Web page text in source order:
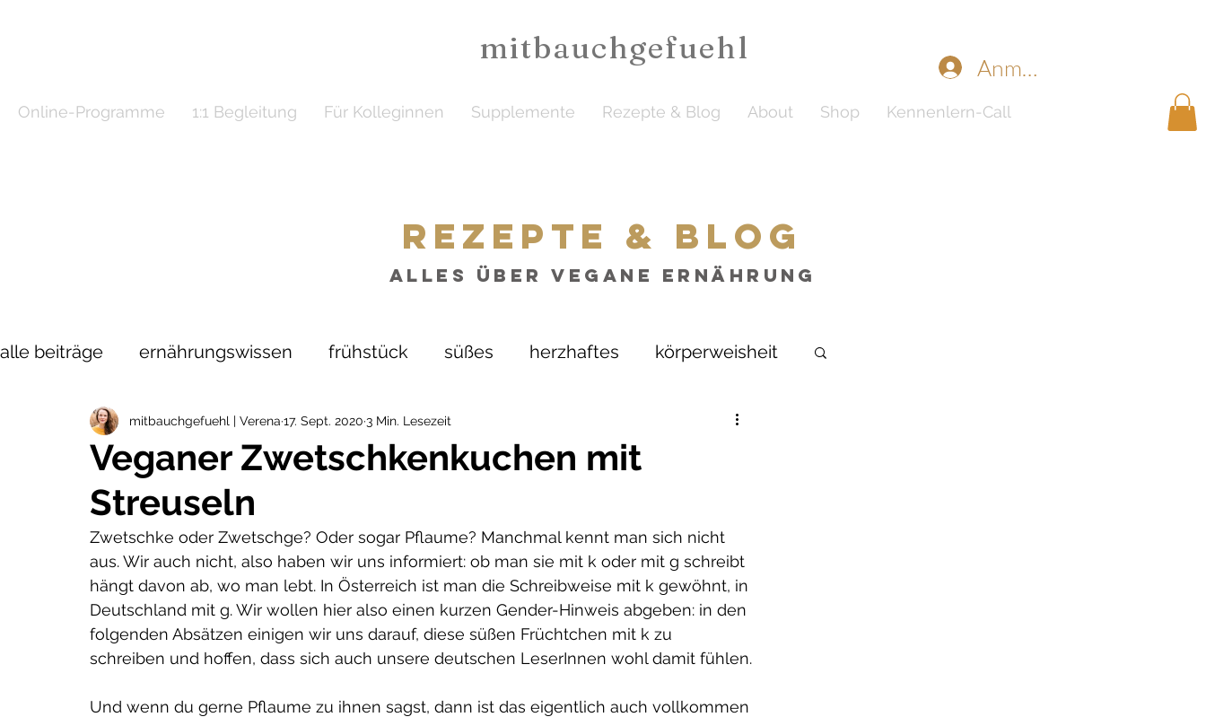
mitbauchgefuehl
Anmelden
Online-Programme 1:1 Begleitung Für Kolleginnen Supplemente Rezepte & Blog About Shop Kennenlern-Call
rezepte & blog
alles über vegane Ernährung
alle beiträge ernährungswissen frühstück süßes herzhaftes körperweisheit
zykluswissen schwangerschaft stillzeit
kinderrezepte weihnachten
Veganer Zwetschkenkuchen mit
Streuseln
mitbauchgefuehl | Verena 17. Sept. 2020 3 Min. Lesezeit
Zwetschke oder Zwetschge? Oder sogar Pflaume? Manchmal kennt man sich nicht
aus. Wir auch nicht, also haben wir uns informiert: ob man sie mit k oder mit g schreibt
hängt davon ab, wo man lebt. In Österreich ist man die Schreibweise mit k gewöhnt, in
Deutschland mit g. Wir wollen hier also einen kurzen Gender-Hinweis abgeben: in den
folgenden Absätzen einigen wir uns darauf, diese süßen Früchtchen mit k zu
schreiben und hoffen, dass sich auch unsere deutschen LeserInnen wohl damit fühlen.
Und wenn du gerne Pflaume zu ihnen sagst, dann ist das eigentlich auch vollkommen